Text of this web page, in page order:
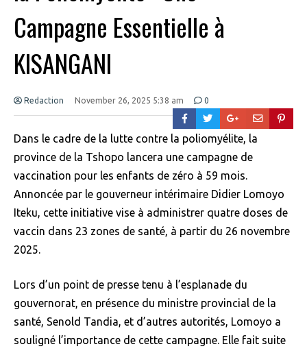
Campagne Essentielle à
KISANGANI
Redaction November 26, 2025 5:38 am 0
Dans le cadre de la lutte contre la poliomyélite, la
province de la Tshopo lancera une campagne de
vaccination pour les enfants de zéro à 59 mois.
Annoncée par le gouverneur intérimaire Didier Lomoyo
Iteku, cette initiative vise à administrer quatre doses de
vaccin dans 23 zones de santé, à partir du 26 novembre
2025.
Lors d’un point de presse tenu à l’esplanade du
gouvernorat, en présence du ministre provincial de la
santé, Senold Tandia, et d’autres autorités, Lomoyo a
souligné l’importance de cette campagne. Elle fait suite